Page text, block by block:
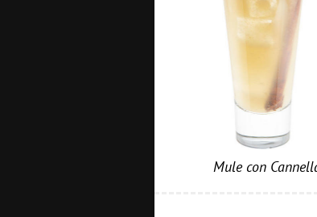
Mule con